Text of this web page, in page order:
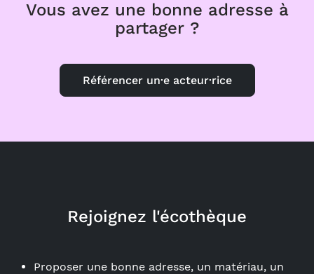
Vous avez une bonne adresse à
partager ?
Référencer un·e acteur·rice
Rejoignez l'écothèque
Proposer une bonne adresse, un matériau, un